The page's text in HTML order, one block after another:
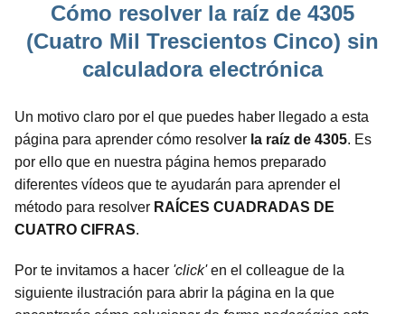
Cómo resolver la raíz de 4305
(Cuatro Mil Trescientos Cinco) sin
calculadora electrónica
Un motivo claro por el que puedes haber llegado a esta
página para aprender cómo resolver la raíz de 4305. Es
por ello que en nuestra página hemos preparado
diferentes vídeos que te ayudarán para aprender el
método para resolver RAÍCES CUADRADAS DE
CUATRO CIFRAS.
Por te invitamos a hacer 'click'en el colleague de la
siguiente ilustración para abrir la página en la que